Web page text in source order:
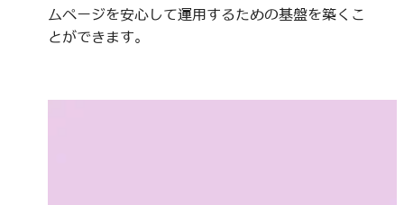
ムページを安心して運用するための基盤を築くこ
とができます。